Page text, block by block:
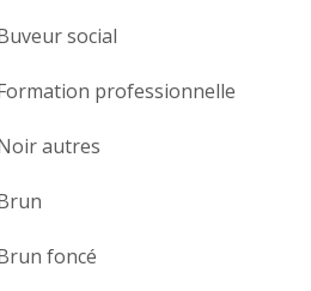
social
professionnelle
autres
foncé